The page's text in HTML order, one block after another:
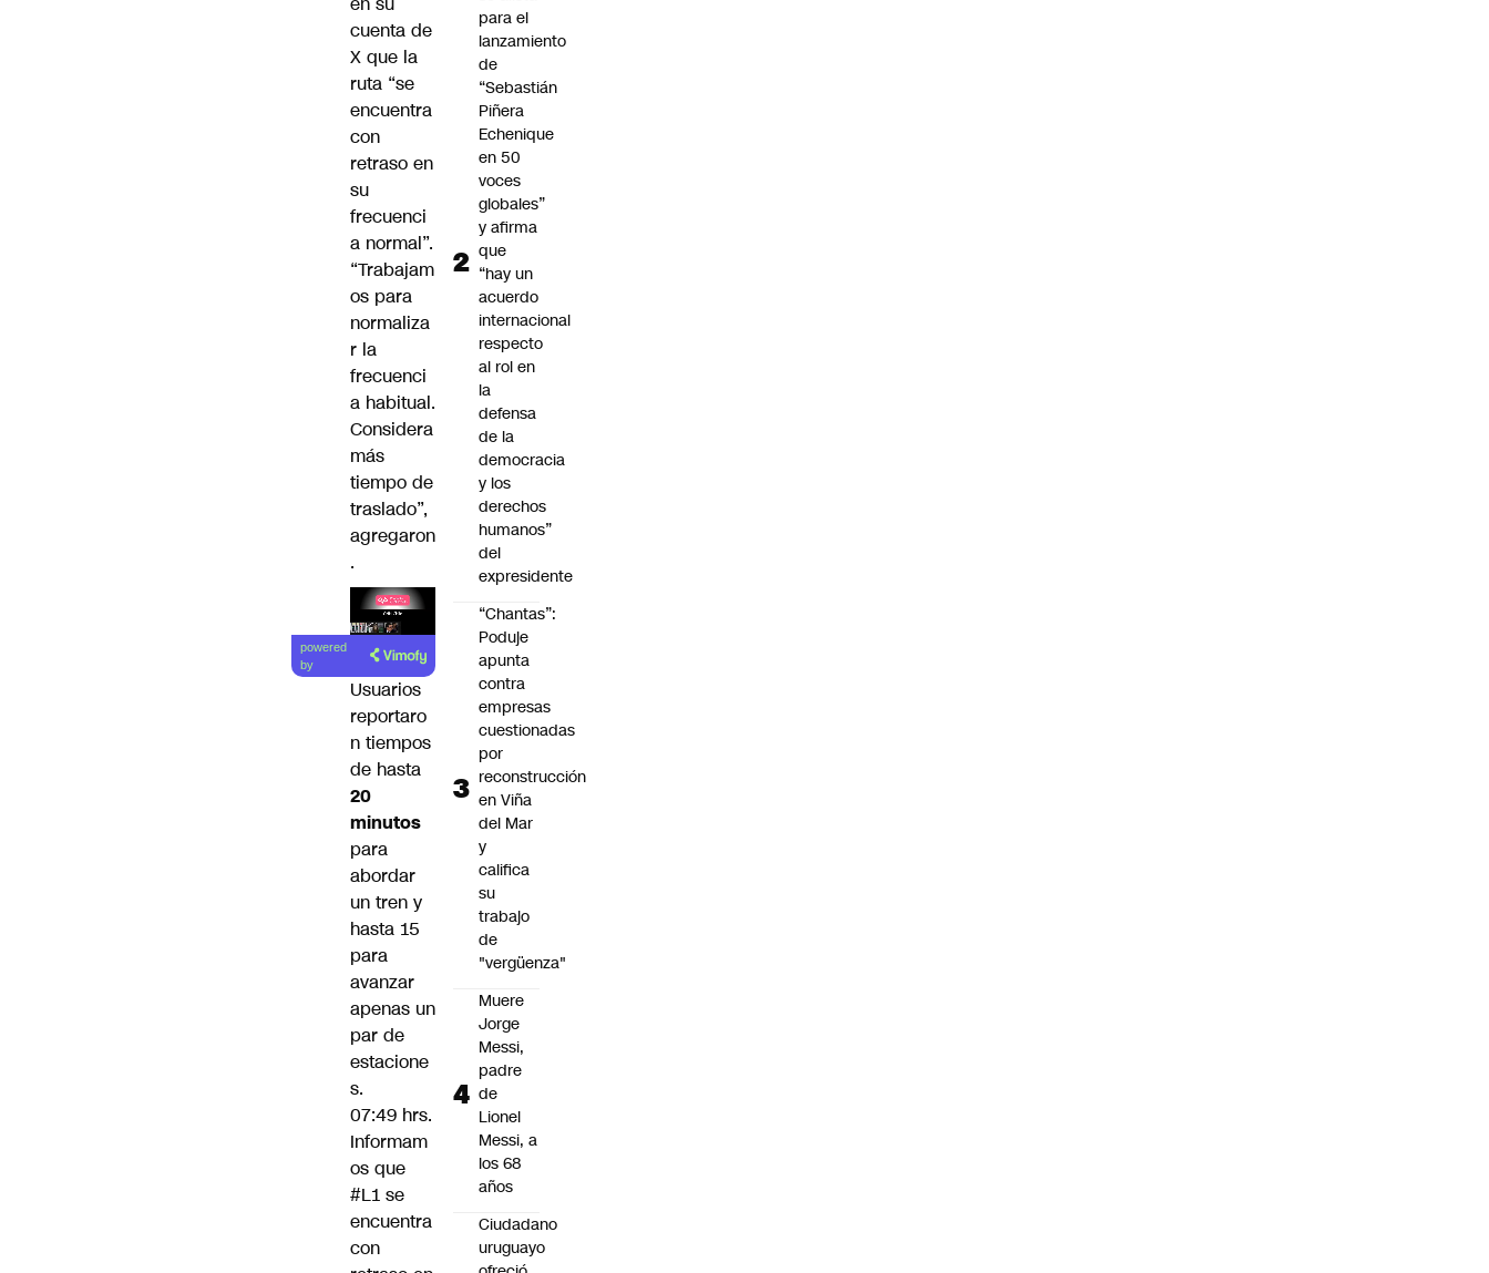
cuenta de
X que la
ruta “se
encuentra
con
retraso en
su
frecuenci
a normal”.
“Trabajam
os para
normaliza
r la
frecuenci
a habitual.
Considera
más
tiempo de
traslado”,
agregaron
.
Lea el
artículo
powered
by
Usuarios
reportaro
n tiempos
de hasta
20
minutos
para
abordar
un tren y
hasta 15
para
avanzar
apenas un
par de
estacione
s.
07:49 hrs.
Informam
os que
#L1 se
encuentra
con
para el
lanzamiento
de
“Sebastián
Piñera
Echenique
en 50
voces
globales”
y afirma
que
“hay un
acuerdo
internacional
respecto
al rol en
la
defensa
de la
democracia
y los
derechos
humanos”
del
expresidente
“Chantas”:
Poduje
apunta
contra
empresas
cuestionadas
por
reconstrucción
en Viña
del Mar
y
califica
su
trabajo
de
"vergüenza"
Muere
Jorge
Messi,
padre
de
Lionel
Messi, a
los 68
años
Ciudadano
uruguayo